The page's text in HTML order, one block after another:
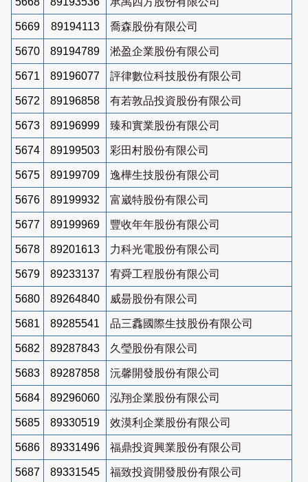
5669 89194113 喬森股份有限公司
5670 89194789 淞盈企業股份有限公司
5671 89196077 評律數位科技股份有限公司
5672 89196858 有若敦品投資股份有限公司
5673 89196999 臻和實業股份有限公司
5674 89199503 彩田村股份有限公司
5675 89199709 逸樺生技股份有限公司
5676 89199932 富崴特股份有限公司
5677 89199969 豐收年年股份有限公司
5678 89201613 力科光電股份有限公司
5679 89233137 宥舜工程股份有限公司
5680 89264840 威昜股份有限公司
5681 89285541 品三馫國際生技股份有限公司
5682 89287843 久瑩股份有限公司
5683 89287858 沅馨開發股份有限公司
5684 89296060 泓翔企業股份有限公司
5685 89330519 效漠利企業股份有限公司
5686 89331496 福鼎投資興業股份有限公司
5687 89331545 福致投資開發股份有限公司